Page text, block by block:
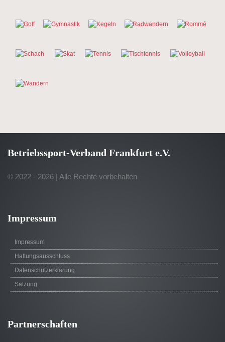
Golf Gymnastik Kegeln Radwandern Rommé
Schach Skat Tennis Tischtennis Volleyball
Wandern
Betriebssport-Verband Frankfurt e.V.
© 2022 - 2026 | Alle Rechte vorbehalten
Impressum
Impressum
Haftungsausschluss
Datenschutzerklärung
Satzung
Partnerschaften